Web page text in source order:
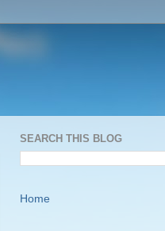
SEARCH THIS BLOG
Home